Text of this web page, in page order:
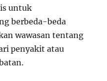
untuk
berbeda-beda
wawasan tentang
penyakit atau